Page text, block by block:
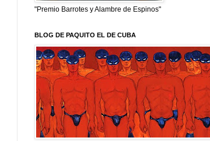
"Premio Barrotes y Alambre de Espinos"
BLOG DE PAQUITO EL DE CUBA